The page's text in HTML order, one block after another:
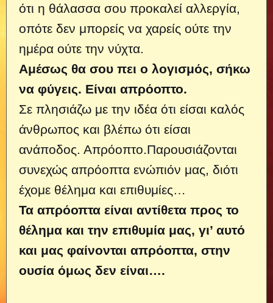
ότι η θάλασσα σου προκαλεί αλλεργία,
οπότε δεν μπορείς να χαρείς ούτε την
ημέρα ούτε την νύχτα.
Αμέσως θα σου πει ο λογισμός, σήκω
να φύγεις. Είναι απρόοπτο.
Σε πλησιάζω με την ιδέα ότι είσαι καλός
άνθρωπος και βλέπω ότι είσαι
ανάποδος. Απρόοπτο.Παρουσιάζονται
συνεχώς απρόοπτα ενώπιόν μας, διότι
έχομε θέλημα και επιθυμίες…
Τα απρόοπτα είναι αντίθετα προς το
θέλημα και την επιθυμία μας, γι’ αυτό
και μας φαίνονται απρόοπτα, στην
ουσία όμως δεν είναι….